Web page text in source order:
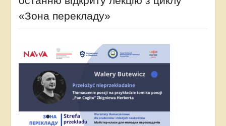
«Зона перекладу»